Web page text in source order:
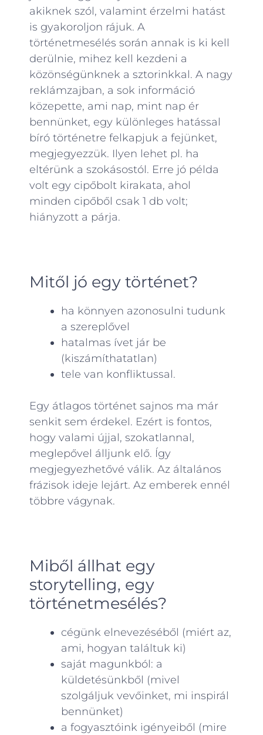
akiknek szól, valamint érzelmi hatást
is gyakoroljon rájuk. A
történetmesélés során annak is ki kell
derülnie, mihez kell kezdeni a
közönségünknek a sztorinkkal. A nagy
reklámzajban, a sok információ
közepette, ami nap, mint nap ér
bennünket, egy különleges hatással
bíró történetre felkapjuk a fejünket,
megjegyezzük. Ilyen lehet pl. ha
eltérünk a szokásostól. Erre jó példa
volt egy cipőbolt kirakata, ahol
minden cipőből csak 1 db volt;
hiányzott a párja.
Mitől jó egy történet?
ha könnyen azonosulni tudunk
a szereplővel
hatalmas ívet jár be
(kiszámíthatatlan)
tele van konfliktussal.
Egy átlagos történet sajnos ma már
senkit sem érdekel. Ezért is fontos,
hogy valami újjal, szokatlannal,
meglepővel álljunk elő. Így
megjegyezhetővé válik. Az általános
frázisok ideje lejárt. Az emberek ennél
többre vágynak.
Miből állhat egy
storytelling, egy
történetmesélés?
cégünk elnevezéséből (miért az,
ami, hogyan találtuk ki)
saját magunkból: a
küldetésünkből (mivel
szolgáljuk vevőinket, mi inspirál
bennünket)
a fogyasztóink igényeiből (mire